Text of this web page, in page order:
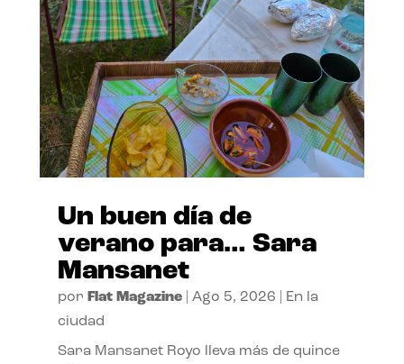
Un buen día de
verano para… Sara
Mansanet
por Flat Magazine| Ago 5, 2026
En la
ciudad
Sara Mansanet Royo lleva más de quince